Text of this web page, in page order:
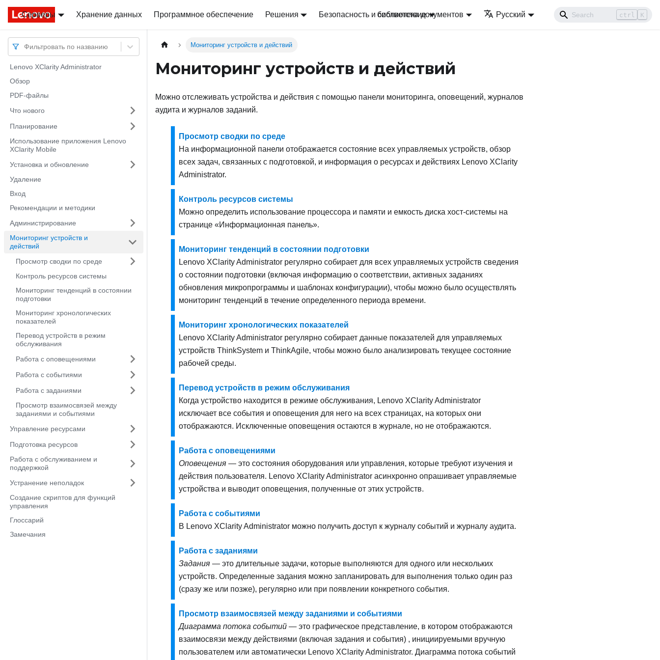
Docs
Серверы Хранение данных Программное обеспечение Решения Безопасность и соответствие
библиотека документов Русский ctrl K
Docs
Фильтровать по названию
Lenovo XClarity Administrator
Обзор
PDF-файлы
Что нового
Планирование
Использование приложения Lenovo
XClarity Mobile
Установка и обновление
Удаление
Вход
Рекомендации и методики
Администрирование
Мониторинг устройств и
действий
Просмотр сводки по среде
Контроль ресурсов системы
Мониторинг тенденций в состоянии
подготовки
Мониторинг хронологических
показателей
Перевод устройств в режим
обслуживания
Работа с оповещениями
Работа с событиями
Работа с заданиями
Просмотр взаимосвязей между
заданиями и событиями
Управление ресурсами
Подготовка ресурсов
Работа с обслуживанием и
поддержкой
Устранение неполадок
Создание скриптов для функций
управления
Глоссарий
Замечания
Мониторинг устройств и действий
Мониторинг устройств и действий
Можно отслеживать устройства и действия с помощью панели мониторинга, оповещений, журналов
аудита и журналов заданий.
Просмотр сводки по среде
На информационной панели отображается состояние всех управляемых устройств, обзор
всех задач, связанных с подготовкой, и информация о ресурсах и действиях Lenovo XClarity
Administrator.
Контроль ресурсов системы
Можно определить использование процессора и памяти и емкость диска хост-системы на
странице «Информационная панель».
Мониторинг тенденций в состоянии подготовки
Lenovo XClarity Administrator регулярно собирает для всех управляемых устройств сведения
о состоянии подготовки (включая информацию о соответствии, активных заданиях
обновления микропрограммы и шаблонах конфигурации), чтобы можно было осуществлять
мониторинг тенденций в течение определенного периода времени.
Мониторинг хронологических показателей
Lenovo XClarity Administrator регулярно собирает данные показателей для управляемых
устройств ThinkSystem и ThinkAgile, чтобы можно было анализировать текущее состояние
рабочей среды.
Перевод устройств в режим обслуживания
Когда устройство находится в режиме обслуживания, Lenovo XClarity Administrator
исключает все события и оповещения для него на всех страницах, на которых они
отображаются. Исключенные оповещения остаются в журнале, но не отображаются.
Работа с оповещениями
Оповещения — это состояния оборудования или управления, которые требуют изучения и
действия пользователя. Lenovo XClarity Administrator асинхронно опрашивает управляемые
устройства и выводит оповещения, полученные от этих устройств.
Работа с событиями
В Lenovo XClarity Administrator можно получить доступ к журналу событий и журналу аудита.
Работа с заданиями
Задания — это длительные задачи, которые выполняются для одного или нескольких
устройств. Определенные задания можно запланировать для выполнения только один раз
(сразу же или позже), регулярно или при появлении конкретного события.
Просмотр взаимосвязей между заданиями и событиями
Диаграмма потока событий — это графическое представление, в котором отображаются
взаимосвязи между действиями (включая задания и события) , инициируемыми вручную
пользователем или автоматически Lenovo XClarity Administrator. Диаграмма потока событий